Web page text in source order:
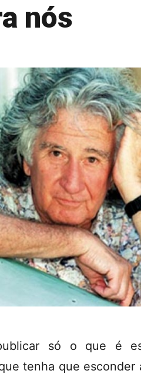
nós
só o que é
tenha que esconder